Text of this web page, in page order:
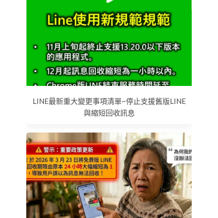
LINE最新重大變更事項清單~停止支援舊版LINE
與縮短回收訊息